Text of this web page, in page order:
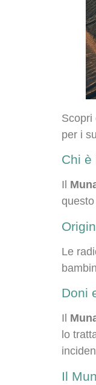
Scopri
per i
Chi è
Il
Le
Doni
Il
lo
Il